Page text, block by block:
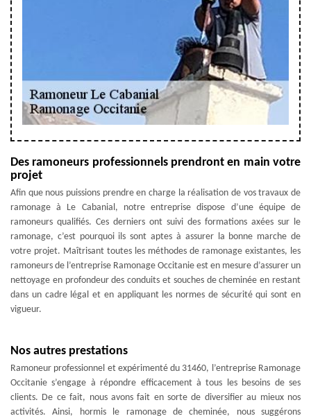
Des ramoneurs professionnels prendront en main votre
projet
Afin que nous puissions prendre en charge la réalisation de vos travaux de
ramonage à Le Cabanial, notre entreprise dispose d’une équipe de
ramoneurs qualifiés. Ces derniers ont suivi des formations axées sur le
ramonage, c’est pourquoi ils sont aptes à assurer la bonne marche de
votre projet. Maîtrisant toutes les méthodes de ramonage existantes, les
ramoneurs de l’entreprise Ramonage Occitanie est en mesure d’assurer un
nettoyage en profondeur des conduits et souches de cheminée en restant
dans un cadre légal et en appliquant les normes de sécurité qui sont en
vigueur.
Nos autres prestations
Ramoneur professionnel et expérimenté du 31460, l’entreprise Ramonage
Occitanie s’engage à répondre efficacement à tous les besoins de ses
clients. De ce fait, nous avons fait en sorte de diversifier au mieux nos
activités. Ainsi, hormis le ramonage de cheminée, nous suggérons